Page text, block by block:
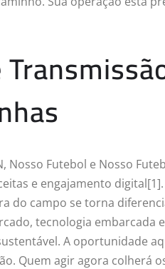
Nosso Futebol e Nosso
e engajamento
do campo se torna
tecnologia
A oportunidade
Quem agir agora colherá